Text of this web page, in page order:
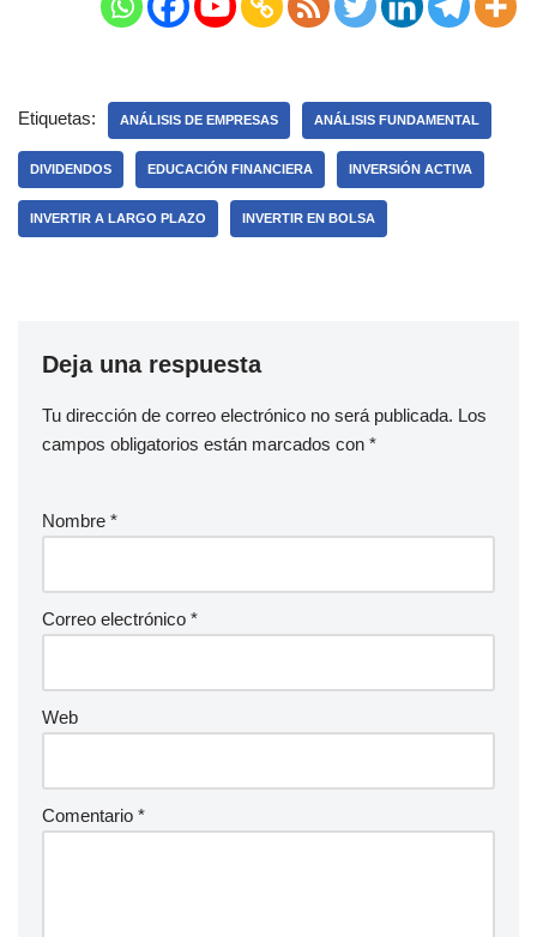
Etiquetas: ANÁLISIS DE EMPRESAS ANÁLISIS FUNDAMENTAL
DIVIDENDOS EDUCACIÓN FINANCIERA INVERSIÓN ACTIVA
INVERTIR A LARGO PLAZO INVERTIR EN BOLSA
Deja una respuesta
Tu dirección de correo electrónico no será publicada. Los
campos obligatorios están marcados con *
Nombre *
Correo electrónico *
Web
Comentario *